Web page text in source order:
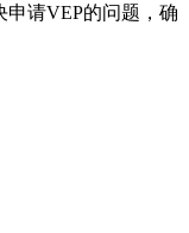
请VEP的问题，确